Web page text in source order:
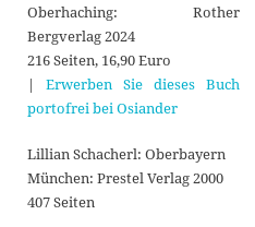
Oberhaching: Rother
Bergverlag 2024
216 Seiten, 16,90 Euro
| Erwerben Sie dieses Buch
portofrei bei Osiander
Lillian Schacherl: Oberbayern
München: Prestel Verlag 2000
407 Seiten